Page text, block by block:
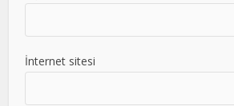
İnternet sitesi